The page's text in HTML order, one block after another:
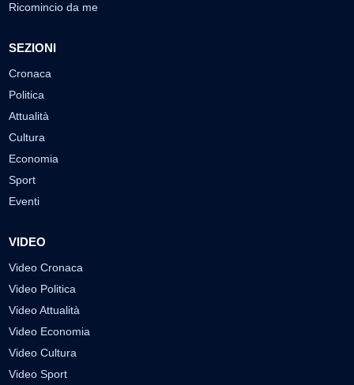
Ricomincio da me
SEZIONI
Cronaca
Politica
Attualità
Cultura
Economia
Sport
Eventi
VIDEO
Video Cronaca
Video Politica
Video Attualità
Video Economia
Video Cultura
Video Sport